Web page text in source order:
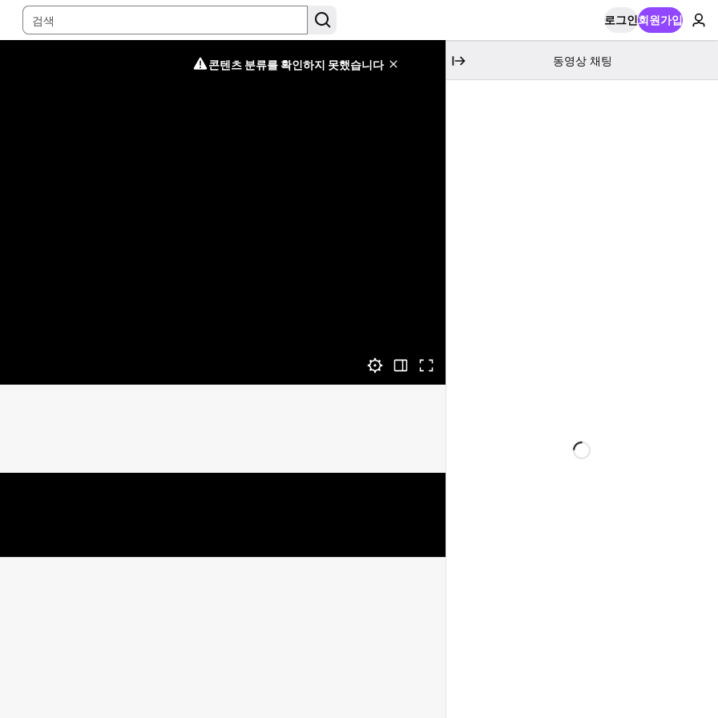
로그인회원가입
콘텐츠 분류를 확인하지 못했습니다 동영상 채팅